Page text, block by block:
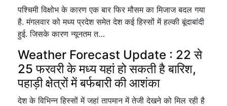
पश्चिमी विक्षोभ के कारण एक बार फिर मौसम का मिजाज बदल गया
है. मंगलवार को मध्य प्रदेश समेत देश कई हिस्सों में हल्की बूंदाबांदी
हुई. जिसके कारण न्यूनतम त…
Weather Forecast Update : 22 से
25 फरवरी के मध्य यहां हो सकती है बारिश,
पहाड़ी क्षेत्रों में बर्फबारी की आशंका
देश के विभिन्न हिस्सों में जहां तापमान में तेजी देखने को मिल रही है